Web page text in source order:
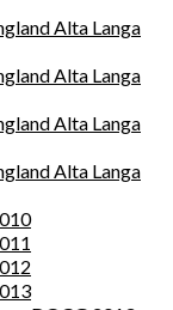
Alta Langa
Alta Langa
Alta Langa
Alta Langa